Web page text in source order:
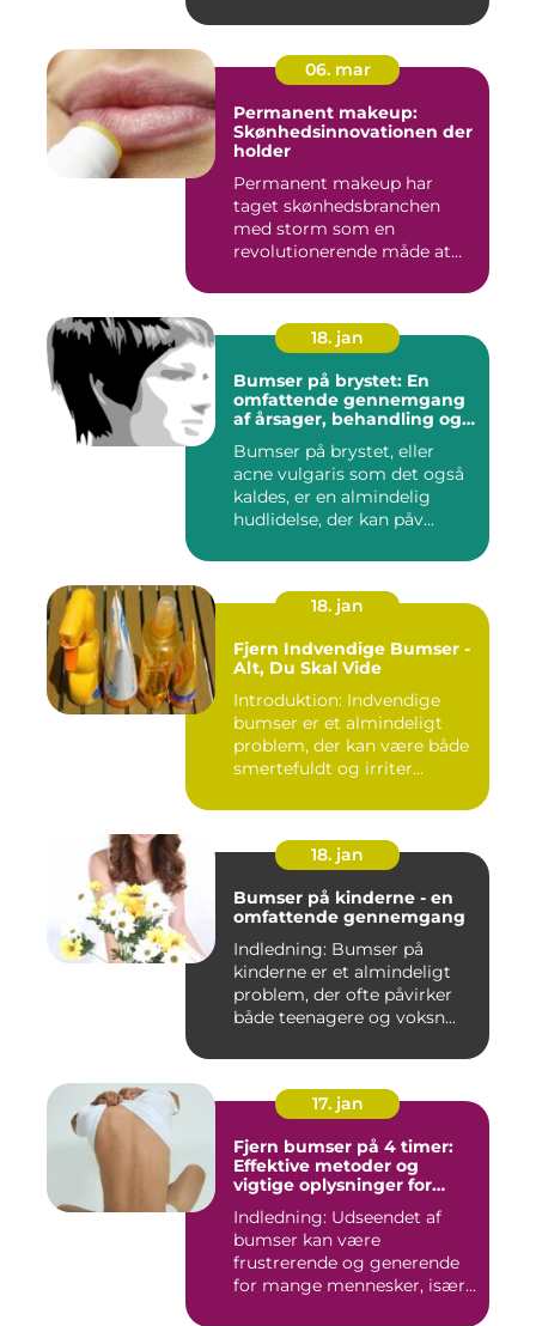
06. mar
Permanent makeup:
Skønhedsinnovationen der
holder
Permanent makeup har
taget skønhedsbranchen
med storm som en
revolutionerende måde at
18. jan
Bumser på brystet: En
omfattende gennemgang
af årsager, behandling og
Bumser på brystet, eller
acne vulgaris som det også
kaldes, er en almindelig
hudlidelse, der kan påv...
18. jan
Fjern Indvendige Bumser -
Alt, Du Skal Vide
Introduktion: Indvendige
bumser er et almindeligt
problem, der kan være både
smertefuldt og irriter...
18. jan
Bumser på kinderne - en
omfattende gennemgang
Indledning: Bumser på
kinderne er et almindeligt
problem, der ofte påvirker
både teenagere og voksn...
17. jan
Fjern bumser på 4 timer:
Effektive metoder og
vigtige oplysninger for
forbrugere
Indledning: Udseendet af
bumser kan være
frustrerende og generende
for mange mennesker, især